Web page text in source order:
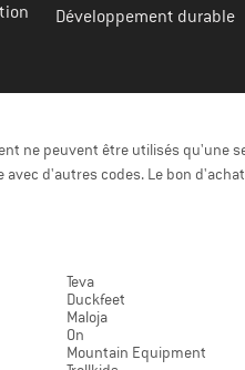
Développement durable
ne peuvent être utilisés qu'une
avec d'autres codes. Le bon
Teva
Duckfeet
Maloja
On
Mountain Equipment